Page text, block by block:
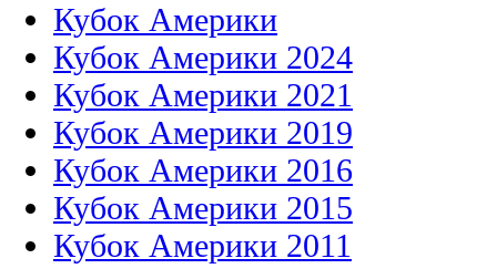
Кубок Америки
Кубок Америки 2024
Кубок Америки 2021
Кубок Америки 2019
Кубок Америки 2016
Кубок Америки 2015
Кубок Америки 2011